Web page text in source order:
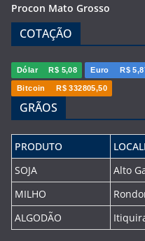
Procon Mato Grosso
COTAÇÃO
Dólar R$ 5,08 Euro R$
Bitcoin R$ 332805,50
GRÃOS
PRODUTO
SOJA
Alto
MILHO
ALGODÃO